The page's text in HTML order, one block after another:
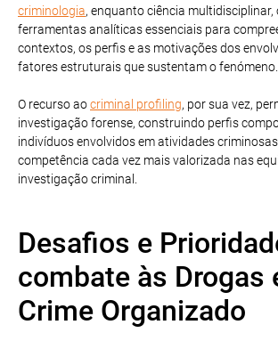
criminologia, enquanto ciência multidisciplinar,
ferramentas analíticas essenciais para
contextos, os perfis e as motivações dos
fatores estruturais que sustentam o fenómeno.
O recurso aocriminal profiling, por sua vez,
investigação forense, construindo perfis
indivíduos envolvidos em atividades
competência cada vez mais valorizada nas
investigação criminal.
Desafios e
combate às Drogas
Crime Organizado